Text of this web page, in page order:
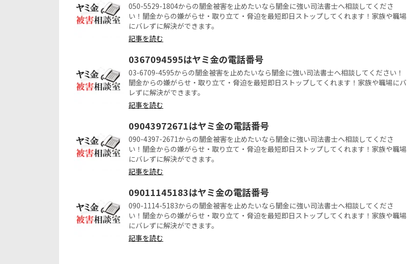
050-5529-1804からの闇金被害を止めたいなら闇金に強い司法書士へ相談してくださ
い！闇金からの嫌がらせ・取り立て・脅迫を最短即日ストップしてくれます！家族や職場
にバレずに解決ができます。
記事を読む
0367094595はヤミ金の電話番号
03-6709-4595からの闇金被害を止めたいなら闇金に強い司法書士へ相談してください！
闇金からの嫌がらせ・取り立て・脅迫を最短即日ストップしてくれます！家族や職場にバ
レずに解決ができます。
記事を読む
09043972671はヤミ金の電話番号
090-4397-2671からの闇金被害を止めたいなら闇金に強い司法書士へ相談してくださ
い！闇金からの嫌がらせ・取り立て・脅迫を最短即日ストップしてくれます！家族や職場
にバレずに解決ができます。
記事を読む
09011145183はヤミ金の電話番号
090-1114-5183からの闇金被害を止めたいなら闇金に強い司法書士へ相談してくださ
い！闇金からの嫌がらせ・取り立て・脅迫を最短即日ストップしてくれます！家族や職場
にバレずに解決ができます。
記事を読む